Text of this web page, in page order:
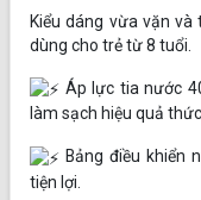
Kiểu dáng vừa vặn
dùng cho trẻ từ 8 tuổi.
Áp lực tia nước
làm sạch hiệu quả
Bảng điều khiển
tiện lợi.